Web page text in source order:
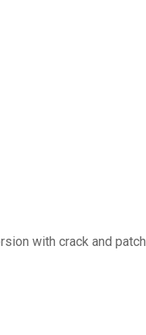
with crack and patch